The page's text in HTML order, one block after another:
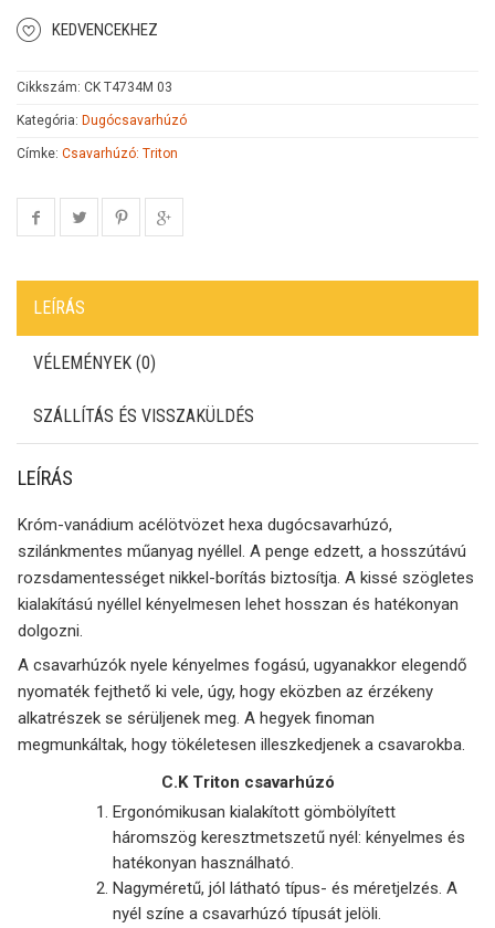
KEDVENCEKHEZ
Cikkszám: CK T4734M 03
Kategória: Dugócsavarhúzó
Címke: Csavarhúzó: Triton
LEÍRÁS
VÉLEMÉNYEK (0)
SZÁLLÍTÁS ÉS VISSZAKÜLDÉS
LEÍRÁS
Króm-vanádium acélötvözet hexa dugócsavarhúzó,
szilánkmentes műanyag nyéllel. A penge edzett, a hosszútávú
rozsdamentességet nikkel-borítás biztosítja. A kissé szögletes
kialakítású nyéllel kényelmesen lehet hosszan és hatékonyan
dolgozni.
A csavarhúzók nyele kényelmes fogású, ugyanakkor elegendő
nyomaték fejthető ki vele, úgy, hogy eközben az érzékeny
alkatrészek se sérüljenek meg. A hegyek finoman
megmunkáltak, hogy tökéletesen illeszkedjenek a csavarokba.
C.K Triton csavarhúzó
Ergonómikusan kialakított gömbölyített
háromszög keresztmetszetű nyél: kényelmes és
hatékonyan használható.
Nagyméretű, jól látható típus- és méretjelzés. A
nyél színe a csavarhúzó típusát jelöli.